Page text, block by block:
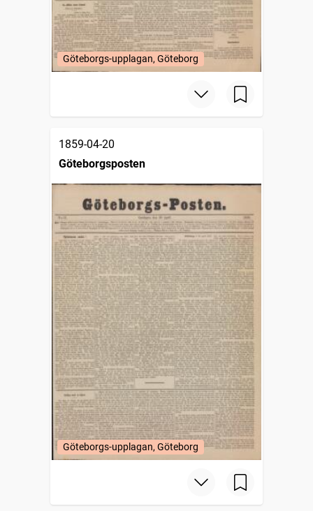
Göteborgs-upplagan, Göteborg
1859-04-20
Göteborgsposten
Göteborgs-upplagan, Göteborg